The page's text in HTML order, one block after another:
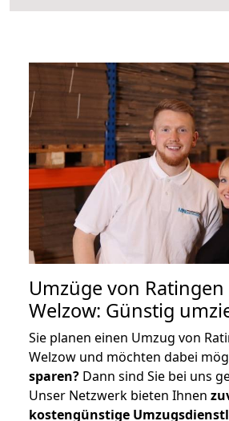
Umzüge von Ratingen
Welzow: Günstig
Sie planen einen Umzug von
Welzow und möchten dabei
sparen? Dann sind Sie bei uns
Unser Netzwerk bieten Ihnen
kostengünstige